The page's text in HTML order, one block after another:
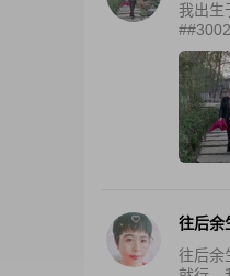
我出生
往后余
往后余